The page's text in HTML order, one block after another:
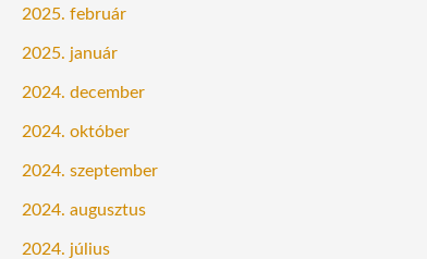
2025. február
2025. január
2024. december
2024. október
2024. szeptember
2024. augusztus
2024. július